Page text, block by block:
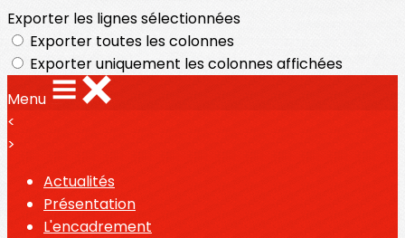
Exporter les lignes sélectionnées
Exporter toutes les colonnes
Exporter uniquement les colonnes affichées
Menu
<
>
Actualités
Présentation
L'encadrement